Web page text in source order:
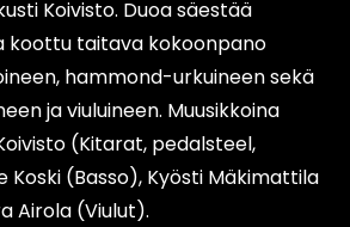
Koivisto. Duoa säestää
koottu taitava kokoonpano
hammond-urkuineen sekä
ja viuluineen. Muusikkoina
(Kitarat, pedalsteel,
Koski (Basso), Kyösti Mäkimattila
Airola (Viulut).